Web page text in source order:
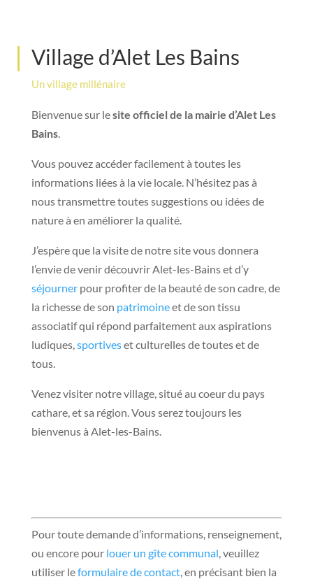
Village d’Alet Les Bains
Un village millénaire
Bienvenue sur lesite officiel de la mairie d’Alet Les
Bains.
Vous pouvez accéder facilement à toutes les
informations liées à la vie locale. N’hésitez pas à
nous transmettre toutes suggestions ou idées de
nature à en améliorer la qualité.
J’espère que la visite de notre site vous donnera
l’envie de venir découvrir Alet-les-Bains et d’y
séjournerpour profiter de la beauté de son cadre, de
la richesse de son patrimoineet de son tissu
associatif qui répond parfaitement aux aspirations
ludiques,sportiveset culturelles de toutes et de
tous.
Venez visiter notre village, situé au coeur du pays
cathare, et sa région. Vous serez toujours les
bienvenus à Alet-les-Bains.
Pour toute demande d’informations, renseignement,
ou encore pour louer un gîte communal, veuillez
utiliser leformulaire de contact, en précisant bien la